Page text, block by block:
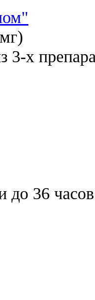
3-х
до 36